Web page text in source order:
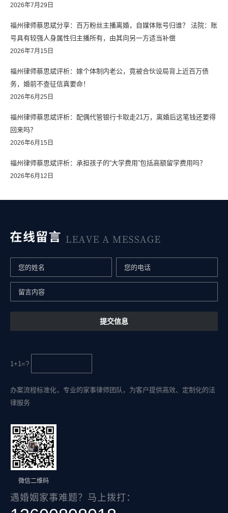
2026年7月29日
福州律师蔡思斌分享：百万粉丝主播离婚，自媒体账号归谁？ 法院：账
号具有较强人身属性归主播所有，由其向另一方适当补偿
2026年7月15日
福州律师蔡思斌评析：嫁个体制内老公，竟被合伙设局背上近百万债
务，婚前不查征信真要命！
2026年6月25日
福州律师蔡思斌评析：配偶代管银行卡取走21万，离婚后这笔钱还要得
回来吗？
2026年6月15日
福州律师蔡思斌评析：承担孩子的“大学费用”包括高额留学费用吗？
2026年6月12日
1+1=?
办案流程标准化，专业的家事律师团队，为客户提供高效、定制化的法
律服务
微信二维码
遇婚姻家事难题？马上拨打：